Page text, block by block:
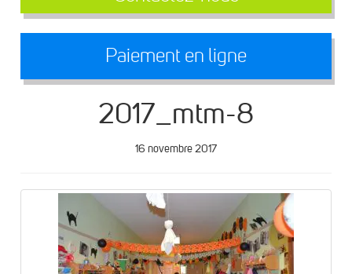
Paiement en ligne
2017_mtm-8
16 novembre 2017